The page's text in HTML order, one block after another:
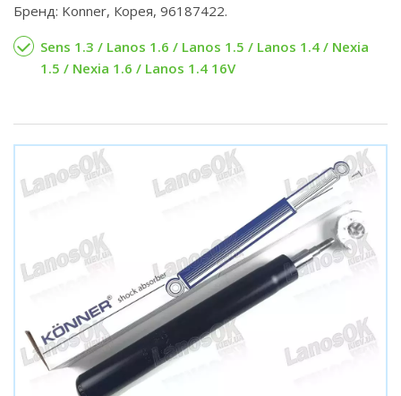
Бренд: Konner, Корея, 96187422.
Sens 1.3 / Lanos 1.6 / Lanos 1.5 / Lanos 1.4 / Nexia
1.5 / Nexia 1.6 / Lanos 1.4 16V